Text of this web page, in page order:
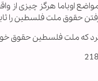
اوباما هرگز چیزی از
حقوق ملت فلسطین را
که ملت فلسطین حقوق خود